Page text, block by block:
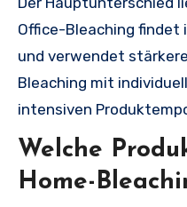
Office-Bleaching
und verwendet
Bleaching mit
intensiven
Welche
Home-